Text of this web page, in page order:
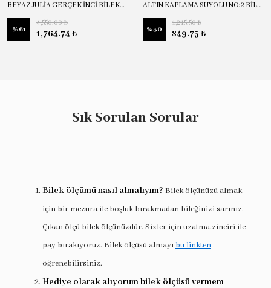
BEYAZ JULİA GERÇEK İNCİ BİLEKLİK
%61
4,550.00 ₺
1,764.74 ₺
ALTIN KAPLAMA SUYOLU NO:2 BİLEKLİK
%30
1,215.50 ₺
849.75 ₺
Sık Sorulan Sorular
Bilek ölçümü nasıl almalıyım? Bilek ölçünüzü almak
için bir mezura ile boşluk bırakmadan bileğinizi sarınız.
Çıkan ölçü bilek ölçünüzdür. Sizler için uzatma zinciri ile
pay bırakıyoruz. Bilek ölçüsü almayı bu linkten
öğrenebilirsiniz.
Hediye olarak alıyorum bilek ölçüsü vermem